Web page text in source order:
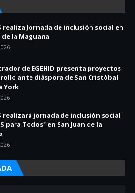
realiza Jornada de inclusión social en
de la Maguana
de EGEHID presenta proyectos
ante diáspora de San Cristóbal
York
realizará jornada de inclusión social
para Todos" en San Juan de la